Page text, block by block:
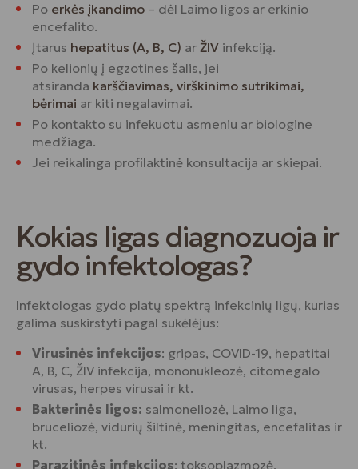
Po erkės įkandimo – dėl Laimo ligos ar erkinio
encefalito.
Įtarus hepatitus (A, B, C) ar ŽIV infekciją.
Po kelionių į egzotines šalis, jei
atsiranda karščiavimas, virškinimo sutrikimai,
bėrimai ar kiti negalavimai.
Po kontakto su infekuotu asmeniu ar biologine
medžiaga.
Jei reikalinga profilaktinė konsultacija ar skiepai.
Kokias ligas diagnozuoja ir
gydo infektologas?
Infektologas gydo platų spektrą infekcinių ligų, kurias
galima suskirstyti pagal sukėlėjus:
Virusinės infekcijos: gripas, COVID-19, hepatitai
A, B, C, ŽIV infekcija, mononukleozė, citomegalo
virusas, herpes virusai ir kt.
Bakterinės ligos: salmoneliozė, Laimo liga,
bruceliozė, vidurių šiltinė, meningitas, encefalitas ir
kt.
Parazitinės infekcijos: toksoplazmozė,